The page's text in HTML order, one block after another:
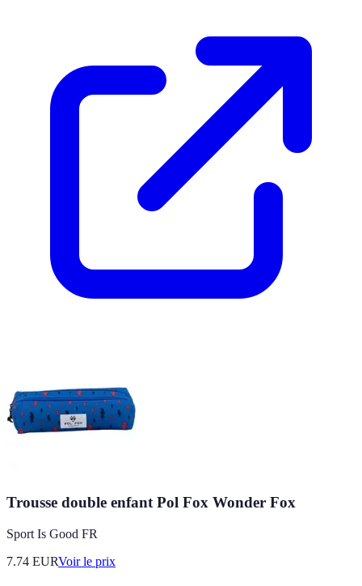
Trousse double enfant Pol Fox Wonder Fox
Sport Is Good FR
7.74 EURVoir le prix